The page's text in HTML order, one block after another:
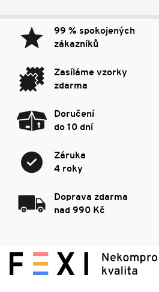
99 % spokojených
zákazníků
Zasíláme vzorky
zdarma
Doručení
do 10 dní
Záruka
4 roky
Doprava zdarma
nad 990 Kč